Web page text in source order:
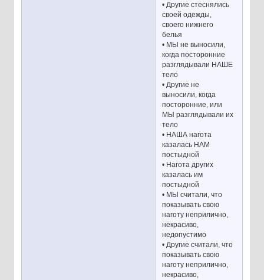
• Другие стеснялись
своей одежды,
своего нижнего
белья
• МЫ не выносили,
когда посторонние
разглядывали НАШЕ
тело
• Другие не
выносили, когда
посторонние, или
МЫ разглядывали их
тело
• НАША нагота
казалась НАМ
постыдной
• Нагота других
казалась им
постыдной
• МЫ считали, что
показывать свою
наготу неприлично,
некрасиво,
недопустимо
• Другие считали, что
показывать свою
наготу неприлично,
некрасиво,